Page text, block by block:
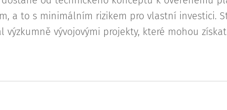
a to s minimálním rizikem pro vlastní investici.
výzkumně vývojovými projekty, které mohou